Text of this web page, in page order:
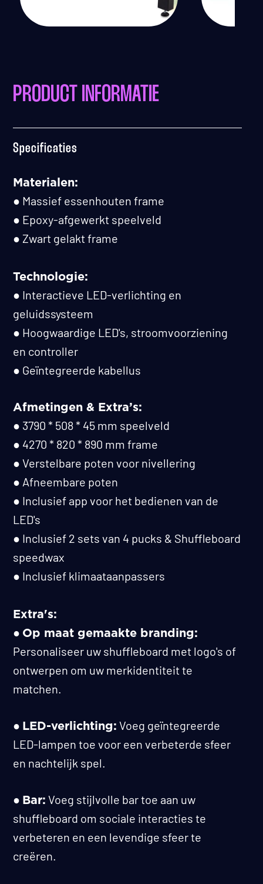
PRODUCT INFORMATIE
Specificaties
Materialen:
● Massief essenhouten frame
● Epoxy-afgewerkt speelveld
● Zwart gelakt frame
Technologie:
● Interactieve LED-verlichting en
geluidssysteem
● Hoogwaardige LED's, stroomvoorziening
en controller
● Geïntegreerde kabellus
Afmetingen & Extra’s:
● 3790 * 508 * 45 mm speelveld
● 4270 * 820 * 890 mm frame
● Verstelbare poten voor nivellering
● Afneembare poten
● Inclusief app voor het bedienen van de
LED's
● Inclusief 2 sets van 4 pucks & Shuffleboard
speedwax
● Inclusief klimaataanpassers
Extra's:
● Op maat gemaakte branding:
Personaliseer uw shuffleboard met logo's of
ontwerpen om uw merkidentiteit te
matchen.
● LED-verlichting: Voeg geïntegreerde
LED-lampen toe voor een verbeterde sfeer
en nachtelijk spel.
● Bar: Voeg stijlvolle bar toe aan uw
shuffleboard om sociale interacties te
verbeteren en een levendige sfeer te
creëren.